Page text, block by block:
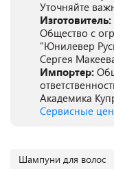
Уточняйте
Изготовитель:
Общество с
"Юнилевер
Сергея
Импортер:
Академика
Сервисные
Шампуни для волос